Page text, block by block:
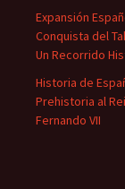
Expansión
Conquista del
Un Recorrido
Historia de
Prehistoria al
Fernando VII